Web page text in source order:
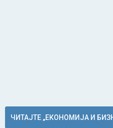
ЧИТАЈТЕ „ЕКОНОМИЈА И